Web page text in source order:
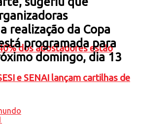
dos apostadores estão
e SENAI lançam cartilhas de
realização da Copa
programada para
domingo, dia 13